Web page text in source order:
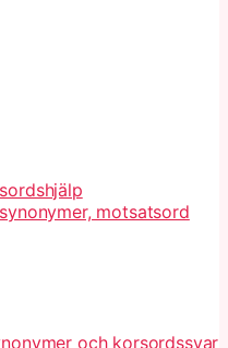
motsatsord
och korsordssvar